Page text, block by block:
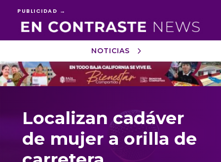
PUBLICIDAD →
NOTICIAS
Reproductor
de
vídeo
Localizan cadáver
de mujer a orilla de